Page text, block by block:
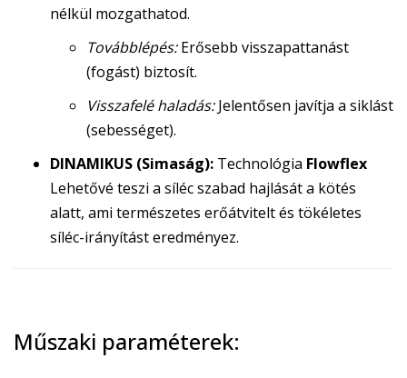
nélkül mozgathatod.
Továbblépés:Erősebb visszapattanást
(fogást) biztosít.
Visszafelé haladás:Jelentősen javítja a siklást
(sebességet).
DINAMIKUS (Simaság): Technológia Flowflex
Lehetővé teszi a síléc szabad hajlását a kötés
alatt, ami természetes erőátvitelt és tökéletes
síléc-irányítást eredményez.
Műszaki paraméterek: